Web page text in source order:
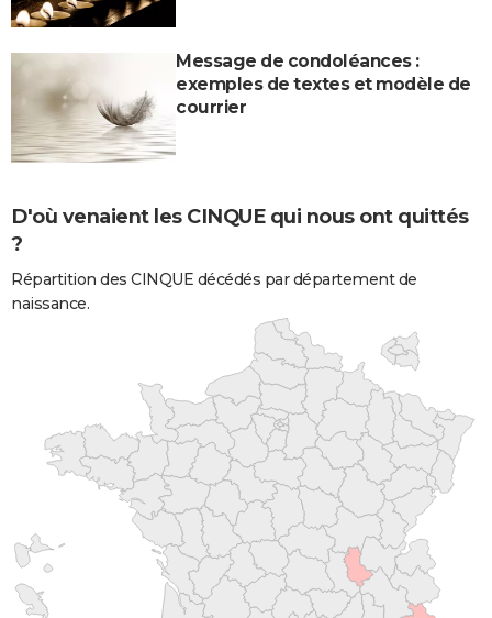
Message de condoléances :
exemples de textes et modèle de
courrier
D'où venaient les CINQUE qui nous ont quittés
?
Répartition des CINQUE décédés par département de
naissance.